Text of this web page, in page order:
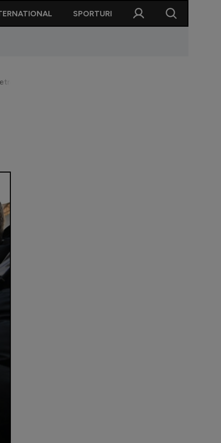
SPORTURI
”Dacă se termina egal, eram nemulțumit”